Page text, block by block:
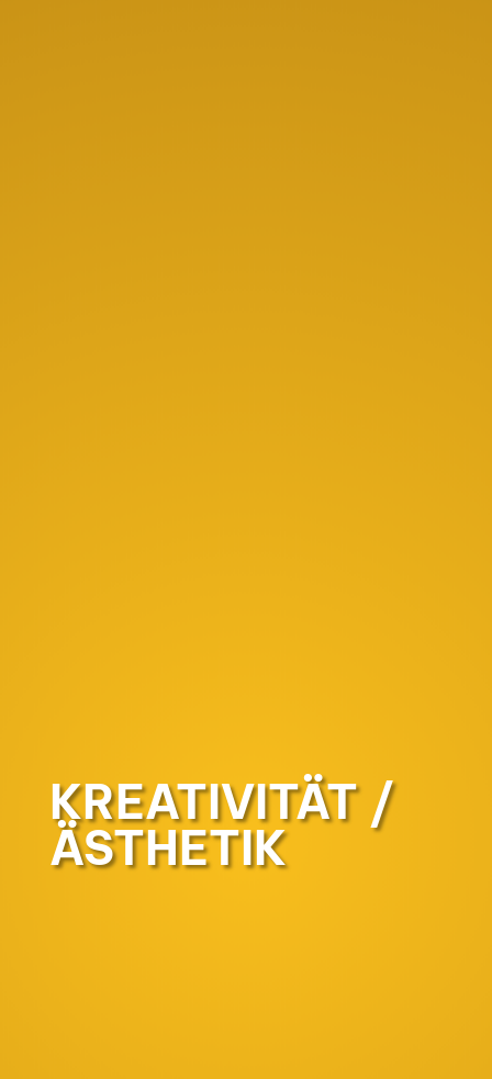
KREATIVITÄT /
ÄSTHETIK